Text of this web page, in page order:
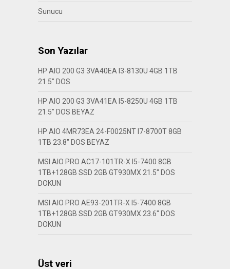
Sunucu
Son Yazılar
HP AIO 200 G3 3VA40EA I3-8130U 4GB 1TB
21.5″ DOS
HP AIO 200 G3 3VA41EA I5-8250U 4GB 1TB
21.5″ DOS BEYAZ
HP AIO 4MR73EA 24-F0025NT I7-8700T 8GB
1TB 23.8″ DOS BEYAZ
MSI AIO PRO AC17-101TR-X I5-7400 8GB
1TB+128GB SSD 2GB GT930MX 21.5″ DOS
DOKUN
MSI AIO PRO AE93-201TR-X I5-7400 8GB
1TB+128GB SSD 2GB GT930MX 23.6″ DOS
DOKUN
Üst veri